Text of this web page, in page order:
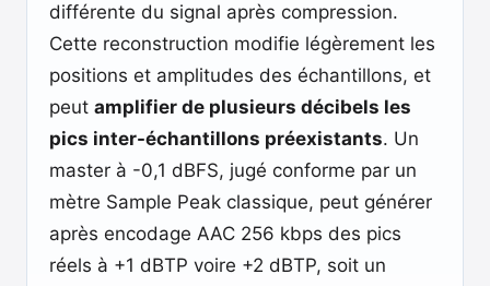
différente du signal après compression.
Cette reconstruction modifie légèrement les
positions et amplitudes des échantillons, et
peut amplifier de plusieurs décibels les
pics inter-échantillons préexistants. Un
master à -0,1 dBFS, jugé conforme par un
mètre Sample Peak classique, peut générer
après encodage AAC 256 kbps des pics
réels à +1 dBTP voire +2 dBTP, soit un